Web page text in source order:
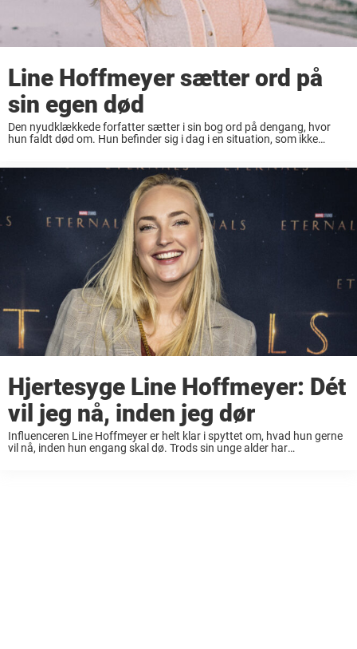
Line Hoffmeyer sætter ord på
sin egen død
Den nyudklækkede forfatter sætter i sin bog ord på dengang, hvor
hun faldt død om. Hun befinder sig i dag i en situation, som ikke
Hjertesyge Line Hoffmeyer: Dét
vil jeg nå, inden jeg dør
Influenceren Line Hoffmeyer er helt klar i spyttet om, hvad hun gerne
vil nå, inden hun engang skal dø. Trods sin unge alder har